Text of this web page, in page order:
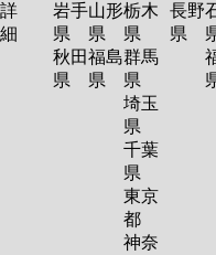
詳
細
岩手
県
秋田
県
山形
県
福島
県
栃木
県
群馬
県
埼玉
県
千葉
県
東京
都
神奈
長野
県